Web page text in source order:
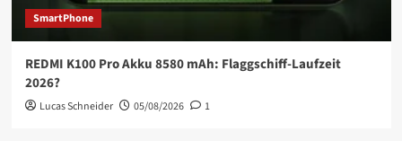
SmartPhone
REDMI K100 Pro Akku 8580 mAh: Flaggschiff-Laufzeit
2026?
Lucas Schneider 05/08/2026 1